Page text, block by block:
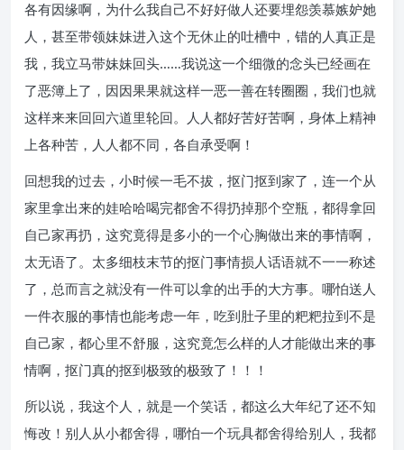
各有因缘啊，为什么我自己不好好做人还要埋怨羡慕嫉妒她
人，甚至带领妹妹进入这个无休止的吐槽中，错的人真正是
我，我立马带妹妹回头……我说这一个细微的念头已经画在
了恶簿上了，因因果果就这样一恶一善在转圈圈，我们也就
这样来来回回六道里轮回。人人都好苦好苦啊，身体上精神
上各种苦，人人都不同，各自承受啊！
回想我的过去，小时候一毛不拔，抠门抠到家了，连一个从
家里拿出来的娃哈哈喝完都舍不得扔掉那个空瓶，都得拿回
自己家再扔，这究竟得是多小的一个心胸做出来的事情啊，
太无语了。太多细枝末节的抠门事情损人话语就不一一称述
了，总而言之就没有一件可以拿的出手的大方事。哪怕送人
一件衣服的事情也能考虑一年，吃到肚子里的粑粑拉到不是
自己家，都心里不舒服，这究竟怎么样的人才能做出来的事
情啊，抠门真的抠到极致的极致了！！！
所以说，我这个人，就是一个笑话，都这么大年纪了还不知
悔改！别人从小都舍得，哪怕一个玩具都舍得给别人，我都